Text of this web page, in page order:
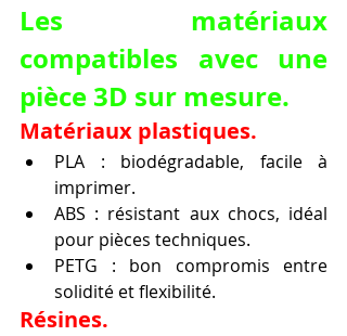
Les matériaux
compatibles avec une
pièce 3D sur mesure.
Matériaux plastiques.
PLA : biodégradable, facile à
imprimer.
ABS : résistant aux chocs, idéal
pour pièces techniques.
PETG : bon compromis entre
solidité et flexibilité.
Résines.